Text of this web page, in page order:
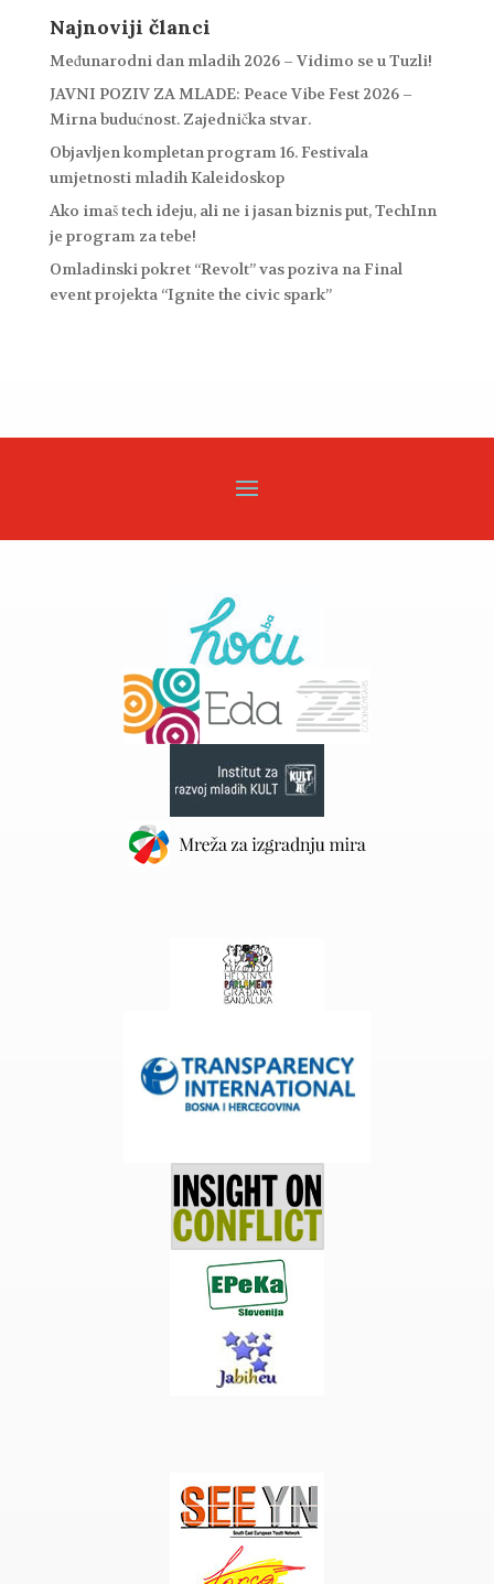
Najnoviji članci
Međunarodni dan mladih 2026 – Vidimo se u Tuzli!
JAVNI POZIV ZA MLADE: Peace Vibe Fest 2026 –
Mirna budućnost. Zajednička stvar.
Objavljen kompletan program 16. Festivala
umjetnosti mladih Kaleidoskop
Ako imaš tech ideju, ali ne i jasan biznis put, TechInn
je program za tebe!
Omladinski pokret “Revolt” vas poziva na Final
event projekta “Ignite the civic spark”